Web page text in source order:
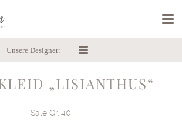
Unsere Designer:
„LISIANTHUS“
Sale Gr. 40